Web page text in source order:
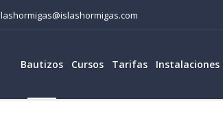
Bautizos Cursos Tarifas Instalaciones